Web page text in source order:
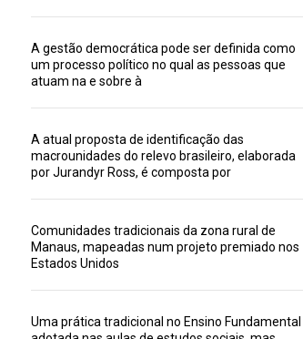
A gestão democrática pode ser definida como
um processo político no qual as pessoas que
atuam na e sobre à
A atual proposta de identificação das
macrounidades do relevo brasileiro, elaborada
por Jurandyr Ross, é composta por
Comunidades tradicionais da zona rural de
Manaus, mapeadas num projeto premiado nos
Estados Unidos
Uma prática tradicional no Ensino Fundamental